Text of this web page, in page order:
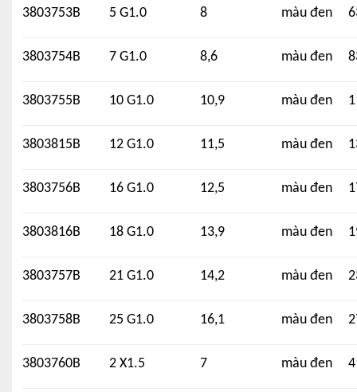
3803753B 5 G1.0 8 màu đen
3803754B 7 G1.0 8,6 màu đen
3803755B 10 G1.0 10,9 màu đen
3803815B 12 G1.0 11,5 màu đen
3803756B 16 G1.0 12,5 màu đen
3803816B 18 G1.0 13,9 màu đen
3803757B 21 G1.0 14,2 màu đen
3803758B 25 G1.0 16,1 màu đen
3803760B 2 X1.5 7 màu đen